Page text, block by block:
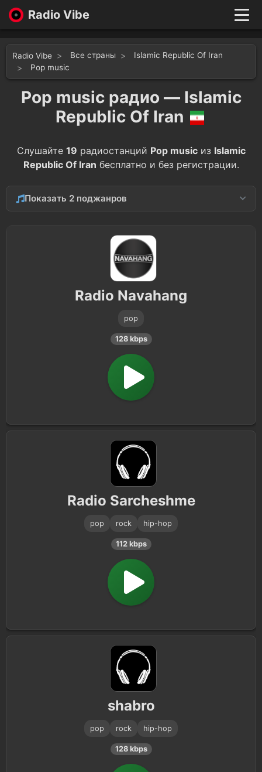
Radio Vibe
New
Genres
Likes
Top 100
Favorites
Radio Vibe Все страны
Islamic Republic Of Iran
Pop music
Pop music радио — Islamic
Republic Of Iran
Слушайте 19 радиостанций Pop musicиз Islamic
Republic Of Iran бесплатно и без регистрации.
Показать 2 поджанров
Radio Navahang
pop
128 kbps
Radio Sarcheshme
pop rock hip-hop
112 kbps
shabro
pop rock hip-hop
128 kbps